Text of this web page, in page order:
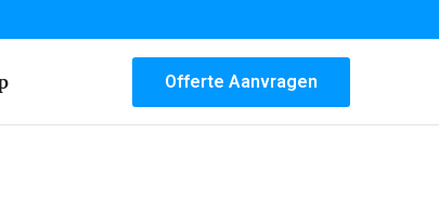
Offerte Aanvragen